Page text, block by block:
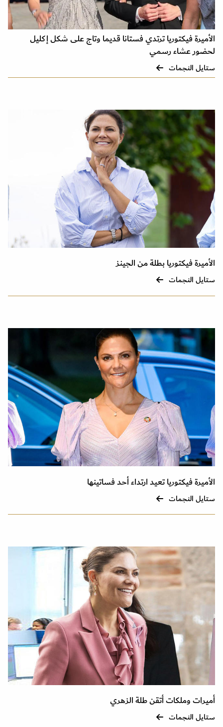
الأميرة فيكتوريا ترتدي فستانا قديما وتاج على شكل إكليل
لحضور عشاء رسمي
ستايل النجمات
الأميرة فيكتوريا بطلة من الجينز
ستايل النجمات
الأميرة فيكتوريا تعيد ارتداء أحد فساتينها
ستايل النجمات
أميرات وملكات أتقن طلة الزهري
ستايل النجمات